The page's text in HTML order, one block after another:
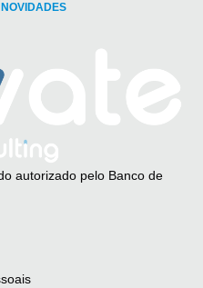
autorizado pelo Banco de